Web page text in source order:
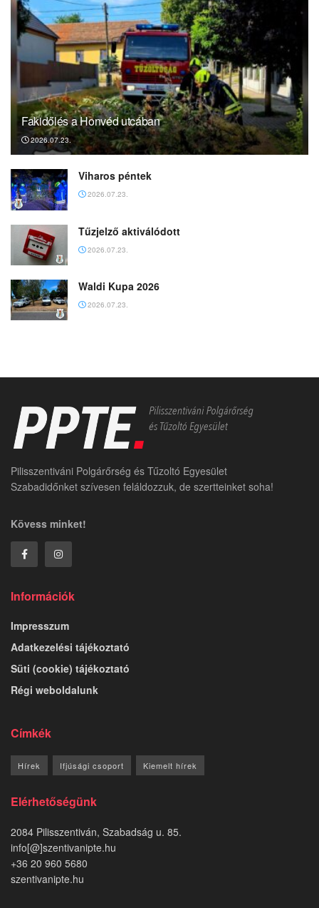
Fakidőlés a Honvéd utcában
2026.07.23.
Viharos péntek
2026.07.23.
Tűzjelző aktiválódott
2026.07.23.
Waldi Kupa 2026
2026.07.23.
Pilisszentiváni Polgárőrség és Tűzoltó Egyesület
Szabadidőnket szívesen feláldozzuk, de szertteinket soha!
Kövess minket!
Információk
Impresszum
Adatkezelési tájékoztató
Süti (cookie) tájékoztató
Régi weboldalunk
Címkék
Hírek Ifjúsági csoport Kiemelt hírek
Elérhetőségünk
2084 Pilisszentiván, Szabadság u. 85.
info[@]szentivanipte.hu
+36 20 960 5680
szentivanipte.hu